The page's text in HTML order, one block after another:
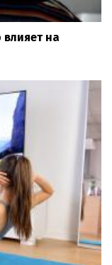
влияет на